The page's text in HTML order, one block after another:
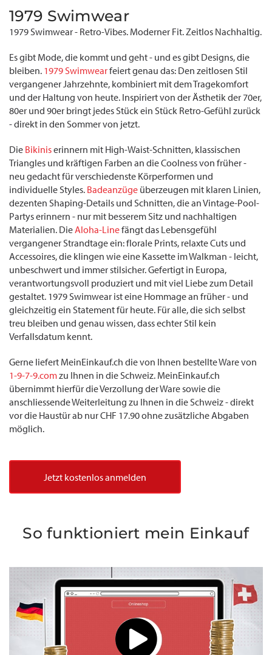
1979 Swimwear
1979 Swimwear - Retro-Vibes. Moderner Fit. Zeitlos Nachhaltig.
Es gibt Mode, die kommt und geht - und es gibt Designs, die
bleiben. 1979 Swimwearfeiert genau das: Den zeitlosen Stil
vergangener Jahrzehnte, kombiniert mit dem Tragekomfort
und der Haltung von heute. Inspiriert von der Ästhetik der 70er,
80er und 90er bringt jedes Stück ein Stück Retro-Gefühl zurück
- direkt in den Sommer von jetzt.
Die Bikiniserinnern mit High-Waist-Schnitten, klassischen
Triangles und kräftigen Farben an die Coolness von früher -
neu gedacht für verschiedenste Körperformen und
individuelle Styles. Badeanzüge überzeugen mit klaren Linien,
dezenten Shaping-Details und Schnitten, die an Vintage-Pool-
Partys erinnern - nur mit besserem Sitz und nachhaltigen
Materialien. DieAloha-Linefängt das Lebensgefühl
vergangener Strandtage ein: florale Prints, relaxte Cuts und
Accessoires, die klingen wie eine Kassette im Walkman - leicht,
unbeschwert und immer stilsicher. Gefertigt in Europa,
verantwortungsvoll produziert und mit viel Liebe zum Detail
gestaltet. 1979 Swimwear ist eine Hommage an früher - und
gleichzeitig ein Statement für heute. Für alle, die sich selbst
treu bleiben und genau wissen, dass echter Stil kein
Verfallsdatum kennt.
Gerne liefert MeinEinkauf.ch die von Ihnen bestellte Ware von
1-9-7-9.comzu Ihnen in die Schweiz. MeinEinkauf.ch
übernimmt hierfür die Verzollung der Ware sowie die
anschliessende Weiterleitung zu Ihnen in die Schweiz - direkt
vor die Haustür ab nur CHF 17.90 ohne zusätzliche Abgaben
möglich.
Jetzt kostenlos anmelden
So funktioniert mein Einkauf